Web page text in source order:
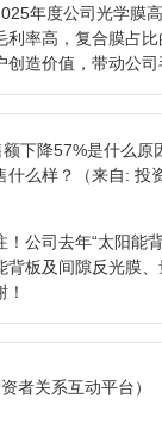
年度公司光学膜
率高，复合膜占
造价值，带动公司
下降57%是什么
什么样？
（来自: 投
公司去年“太阳能
板及间隙反光膜
者关系互动平台）